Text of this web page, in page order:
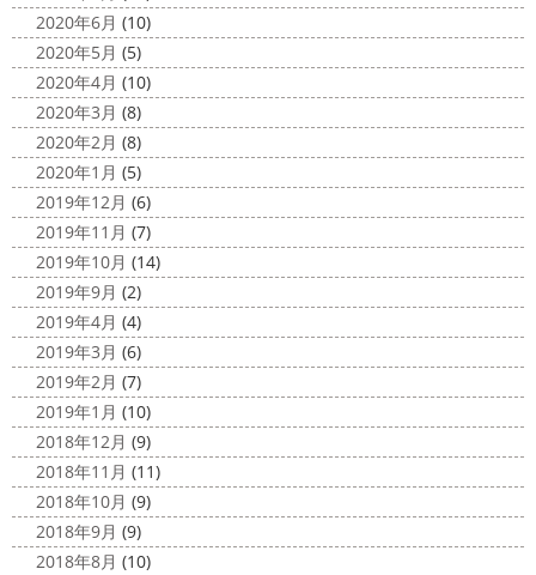
2020年6月 (10)
2020年5月 (5)
2020年4月 (10)
2020年3月 (8)
2020年2月 (8)
2020年1月 (5)
2019年12月 (6)
2019年11月 (7)
2019年10月 (14)
2019年9月 (2)
2019年4月 (4)
2019年3月 (6)
2019年2月 (7)
2019年1月 (10)
2018年12月 (9)
2018年11月 (11)
2018年10月 (9)
2018年9月 (9)
2018年8月 (10)